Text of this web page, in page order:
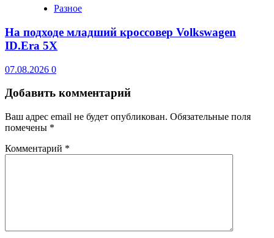
Разное
На подходе младший кроссовер Volkswagen
ID.Era 5X
07.08.2026 0
Добавить комментарий
Ваш адрес email не будет опубликован. Обязательные поля
помечены *
Комментарий *